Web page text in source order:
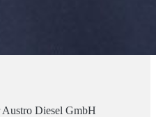
Austro Diesel GmbH